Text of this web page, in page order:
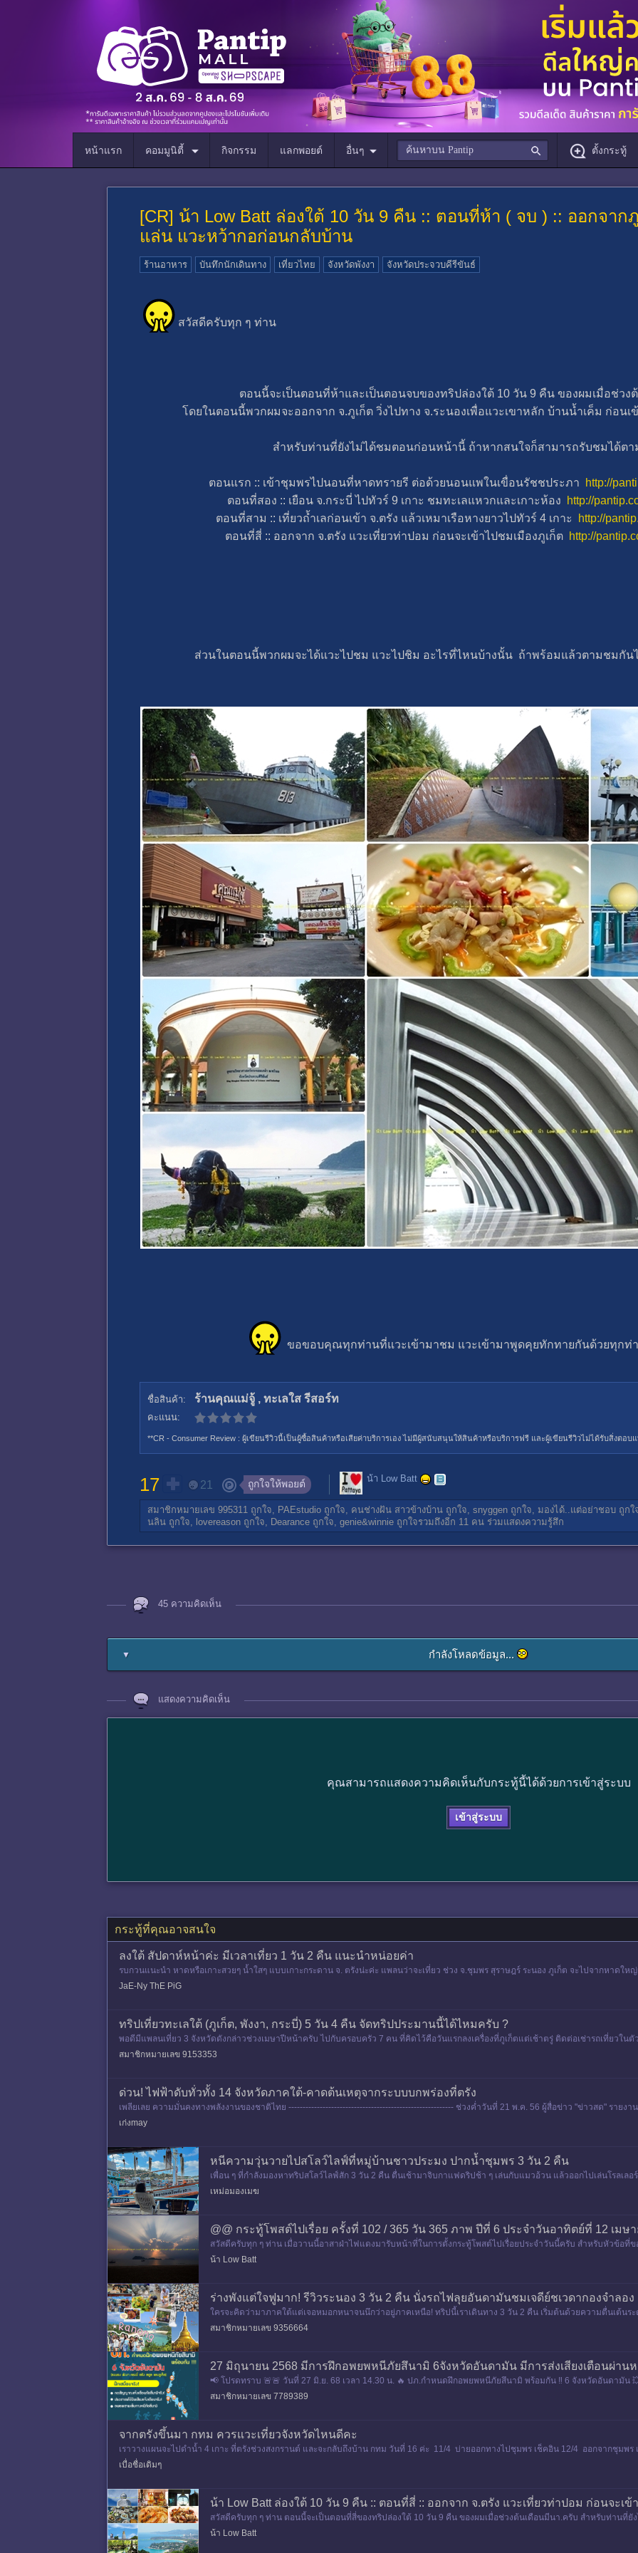
หน้าแรก คอมมูนิตี้ กิจกรรม แลกพอยต์ อื่นๆ ตั้งกระทู้
[CR] น้า Low Batt ล่องใต้ 10 วัน 9 คืน :: ตอนที่ห้า ( จบ ) :: ออกจาก
แล่น แวะหว้ากอก่อนกลับบ้าน
ร้านอาหาร บันทึกนักเดินทาง เที่ยวไทย จังหวัดพังงา จังหวัดประจวบคีรีขันธ์
สวัสดีครับทุก ๆ ท่าน
ตอนนี้จะเป็นตอนที่ห้าและเป็นตอนจบของทริปล่องใต้ 10 วัน 9 คืน ของผมเมื่อช่วง
โดยในตอนนี้พวกผมจะออกจาก จ.ภูเก็ต วิ่งไปทาง จ.ระนองเพื่อแวะเขาหลัก บ้านน้ำเค็ม ก่อน
สำหรับท่านที่ยังไม่ได้ชมตอนก่อนหน้านี้ ถ้าหากสนใจก็สามารถรับชมได้ต
ตอนแรก :: เข้าชุมพรไปนอนที่หาดทรายรี ต่อด้วยนอนแพในเขื่อนรัชชประภา
http://
ตอนที่สอง :: เยือน จ.กระบี่ ไปทัวร์ 9 เกาะ ชมทะเลแหวกและเกาะห้อง
http://
ตอนที่สาม :: เที่ยวถ้ำเลก่อนเข้า จ.ตรัง แล้วเหมาเรือหางยาวไปทัวร์ 4 เกาะ
http://
ตอนที่สี่ :: ออกจาก จ.ตรัง แวะเที่ยวท่าปอม ก่อนจะเข้าไปชมเมืองภูเก็ต http://
ส่วนในตอนนี้พวกผมจะได้แวะไปชม แวะไปชิม อะไรที่ไหนบ้างนั้น ถ้าพร้อมแล้วตามชมกั
ขอขอบคุณทุกท่านที่แวะเข้ามาชม แวะเข้ามาพูดคุยทักทายกันด้วยทุก
ชื่อสินค้า: ร้านคุณแม่จู้ , ทะเลใส รีสอร์ท
คะแนน:
**CR - Consumer Review : ผู้เขียนรีวิวนี้เป็นผู้ซื้อสินค้าหรือเสียค่าบริการเอง ไม่มีผู้สนับสนุนให้สินค้าหรือบริการฟรี และผู้เขียนรีวิวไม่ได้รับสิ่งตอบ
17 21 ถูกใจให้พอยต์ น้า Low Batt
สมาชิกหมายเลข 995311 ถูกใจ, PAEstudio ถูกใจ, คนช่างฝัน สาวข้างบ้าน ถูกใจ, snyggen ถูกใจ, มองได้..แต่อย่าชอบ ถูก
นลิน ถูกใจ, lovereason ถูกใจ, Dearance ถูกใจ, genie&winnie ถูกใจรวมถึงอีก 11 คน ร่วมแสดงความรู้สึก
45 ความคิดเห็น
▼ กำลังโหลดข้อมูล...
แสดงความคิดเห็น
คุณสามารถแสดงความคิดเห็นกับกระทู้นี้ได้ด้วยการเข้าสู่ระบบ
เข้าสู่ระบบ
กระทู้ที่คุณอาจสนใจ
ลงใต้ สัปดาห์หน้าค่ะ มีเวลาเที่ยว 1 วัน 2 คืน แนะนำหน่อยค่า
รบกวนแนะนำ หาดหรือเกาะสวยๆ น้ำใสๆ แบบเกาะกระดาน จ. ตรังน่ะค่ะ แพลนว่าจะเที่ยว ช่วง จ.ชุมพร สุราษฎร์ ระนอง ภูเก็ต จะไปจากหาดให
นรุ่งขึ้นต้องยิ
JaE-Ny ThE PiG
ทริปเที่ยวทะเลใต้ (ภูเก็ต, พังงา, กระบี่) 5 วัน 4 คืน จัดทริปประมานนี้ได้ไหมครับ ?
พอดีมีแพลนเที่ยว 3 จังหวัดดังกล่าวช่วงเมษาปีหน้าครับ ไปกับครอบครัว 7 คน ที่คิดไว้คือวันแรกลงเครื่องที่ภูเก็ตแต่เช้าตรู่ ติดต่อเช่ารถเที่ยวในตั
สมาชิกหมายเลข 9153353
ด่วน! ไฟฟ้าดับทั่วทั้ง 14 จังหวัดภาคใต้-คาดต้นเหตุจากระบบบกพร่องที่ตรัง
เพลียเลย ความมั่นคงทางพลังงานของชาติไทย ---------------------------------------------------------- ช่วงค่ำวันที่ 21 พ.ค. 56 ผู้สื่อข่าว "ข่าวสด" ราย
เก่งmay
หนีความวุ่นวายไปสโลว์ไลฟ์ที่หมู่บ้านชาวประมง ปากน้ำชุมพร 3 วัน 2 คืน
เพื่อน ๆ ที่กำลังมองหาทริปสโลว์ไลฟ์สัก 3 วัน 2 คืน ตื่นเช้ามาจิบกาแฟดริปช้า ๆ เล่นกับแมวอ้วน แล้วออกไปเล่นโรลเล
ายก็นอนอ่านหนังสือบนเปลญวน พอตกเย็
เหม่อมองเมฆ
@@ กระทู้โพสต์ไปเรื่อย ครั้งที่ 102 / 365 วัน 365 ภาพ ปีที่ 6 ประจำวันอาทิตย์ที่ 12 เมษ
สวัสดีครับทุก ๆ ท่าน เมื่อวานนี้อาสาฝ่าไฟแดงมารับหน้าที่ในการตั้งกระทู้โพสต์ไปเรื่อยประจำวันนี้ครับ สำหรับหัวข้อที่
ะเป็นในท้องทะเล บ
น้า Low Batt
ร่างพังแต่ใจฟูมาก! รีวิวระนอง 3 วัน 2 คืน นั่งรถไฟลุยอันดามันชมเจดีย์ชเวดากองจำลอ
ใครจะคิดว่ามาภาคใต้แต่เจอหมอกหนาจนนึกว่าอยู่ภาคเหนือ! ทริปนี้เราเดินทาง 3 วัน 2 คืน เริ่มต้นด้วยความตื่นเต้น
ด้ขึ้นแบบหวุดหวิด!) เป็นทริปที่สวมบท
สมาชิกหมายเลข 9356664
27 มิถุนายน 2568 มีการฝึกอพยพหนีภัยสึนามิ 6จังหวัดอันดามัน มีการส่งเสียงเตือนผ่าน
📢 โปรดทราบ 🚨🚨 วันที่ 27 มิ.ย. 68 เวลา 14.30 น. 🔥 ปภ.กำหนดฝึกอพยพหนีภัยสึนามิ พร้อมกัน ‼️ 6 จังหวัดอันดามัน 💥
ารฝึกเสมือนจริง จะมีการกด
สมาชิกหมายเลข 7789389
จากตรังขึ้นมา กทม ควรแวะเที่ยวจังหวัดไหนดีคะ
เราวางแผนจะไปดำน้ำ 4 เกาะ ที่ตรังช่วงสงกรานต์ และจะกลับถึงบ้าน กทม วันที่ 16 ค่ะ 11/4 บ่ายออกทางไปชุมพร เช็คอิน 12/4 ออกจากชุมพร
&
เบื่อชื่อเดิมๆ
น้า Low Batt ล่องใต้ 10 วัน 9 คืน :: ตอนที่สี่ :: ออกจาก จ.ตรัง แวะเที่ยวท่าปอม ก่อนจะเข้
สวัสดีครับทุก ๆ ท่าน ตอนนี้จะเป็นตอนที่สี่ของทริปล่องใต้ 10 วัน 9 คืน ของผมเมื่อช่วงต้นเดือนมีนา.ครับ สำหรับท่านที่
ตามลิ้งค์ครับ ตอนแรก :: เข้
น้า Low Batt